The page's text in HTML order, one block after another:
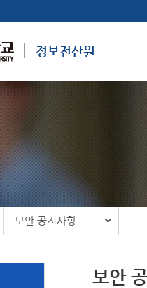
정보전산원
보안 공지사항
보안